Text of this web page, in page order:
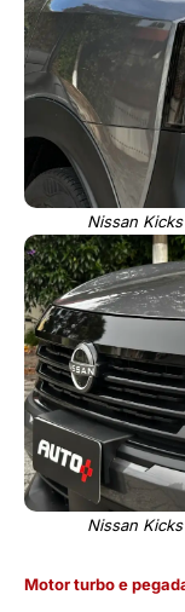
Nissan
Nissan
Motor turbo e